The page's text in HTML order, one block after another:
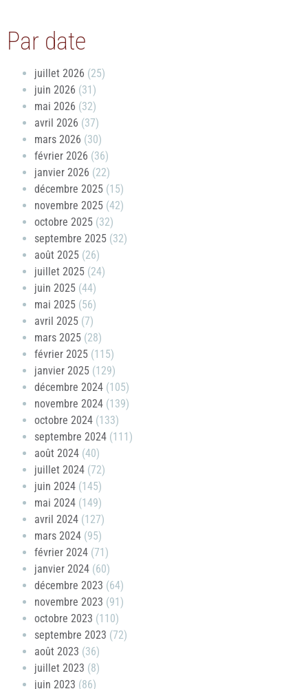
Par date
juillet 2026 (25)
juin 2026 (31)
mai 2026 (32)
avril 2026 (37)
mars 2026 (30)
février 2026 (36)
janvier 2026 (22)
décembre 2025 (15)
novembre 2025 (42)
octobre 2025 (32)
septembre 2025 (32)
août 2025 (26)
juillet 2025 (24)
juin 2025 (44)
mai 2025 (56)
avril 2025 (7)
mars 2025 (28)
février 2025 (115)
janvier 2025 (129)
décembre 2024 (105)
novembre 2024 (139)
octobre 2024 (133)
septembre 2024 (111)
août 2024 (40)
juillet 2024 (72)
juin 2024 (145)
mai 2024 (149)
avril 2024 (127)
mars 2024 (95)
février 2024 (71)
janvier 2024 (60)
décembre 2023 (64)
novembre 2023 (91)
octobre 2023 (110)
septembre 2023 (72)
août 2023 (36)
juillet 2023 (8)
juin 2023 (86)